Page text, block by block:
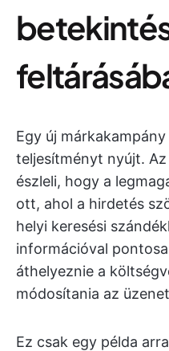
Egy új
teljesítményt nyújt.
észleli, hogy a
ott, ahol a hirdetés
helyi keresési
információval
áthelyeznie a
módosítania az
Ez csak egy példa